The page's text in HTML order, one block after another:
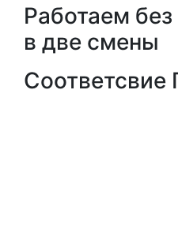
Работаем
в две смены
Соответсвие